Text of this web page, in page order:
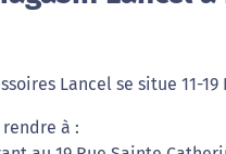
Lancel se situe 11-
rendre à :